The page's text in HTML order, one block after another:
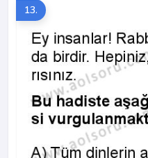
13.